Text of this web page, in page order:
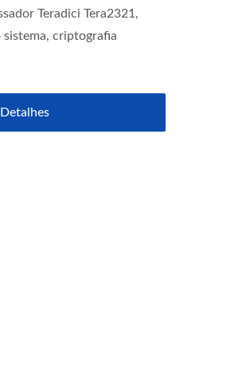
Teradici Tera2321,
criptografia
Detalhes